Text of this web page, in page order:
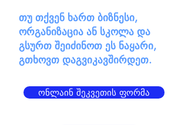
თუ თქვენ ხართ ბიზნესი,
ორგანიზაცია ან სკოლა და
გსურთ შეიძინოთ ეს ნაყარი,
გთხოვთ დაგვიკავშირდეთ.
ონლაინ შეკვეთის ფორმა